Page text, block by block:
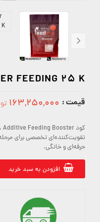
FEEDING 25 K
قیمت : ۱۶۳,۲۵۰,۰۰۰
تقویت‌کننده‌ای تخصصی برای
حرفه‌ای و خانگی.
افزودن به سبد خرید